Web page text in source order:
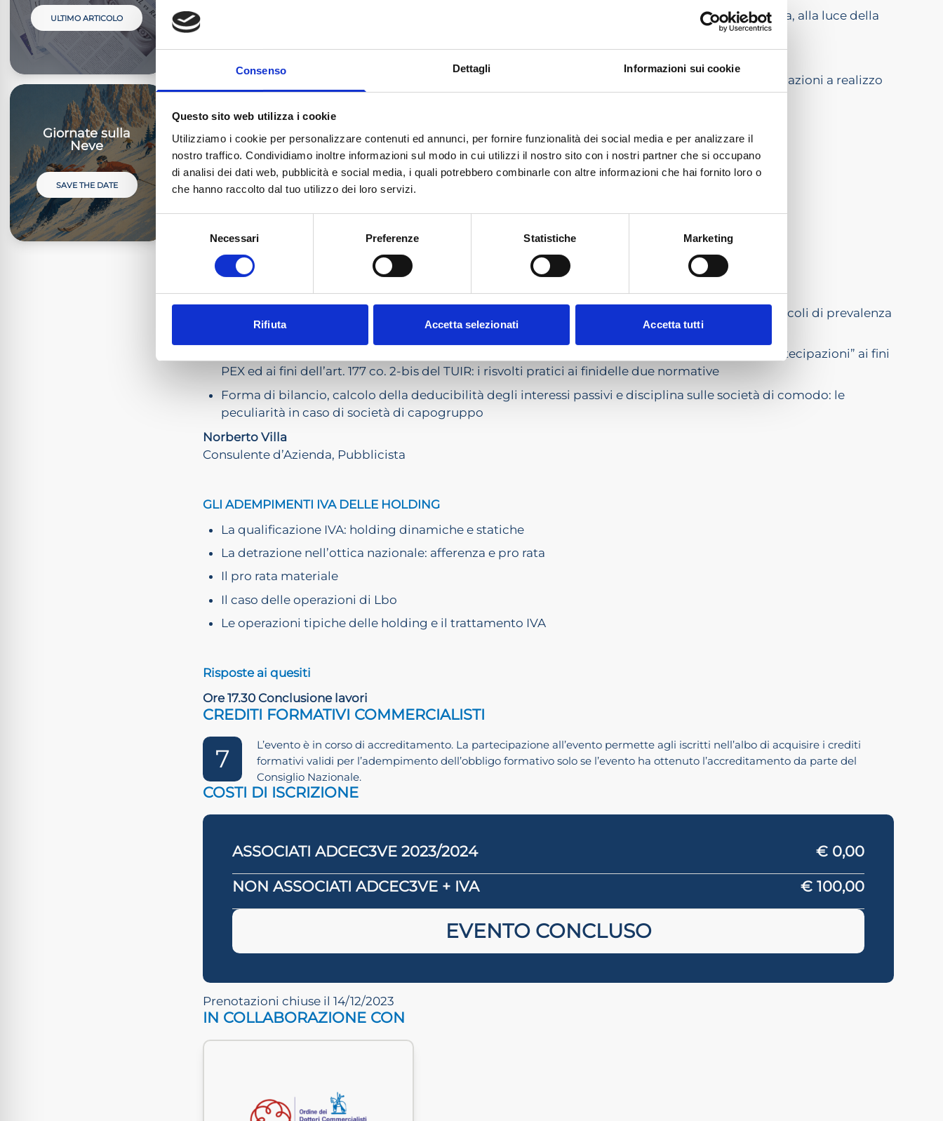
Consenso Dettagli Informazioni sui cookie
Questo sito web utilizza i cookie
Utilizziamo i cookie per personalizzare contenuti ed annunci, per fornire funzionalità dei social media e per analizzare il
nostro traffico. Condividiamo inoltre informazioni sul modo in cui utilizzi il nostro sito con i nostri partner che si occupano
di analisi dei dati web, pubblicità e social media, i quali potrebbero combinarle con altre informazioni che hai fornito loro o
che hanno raccolto dal tuo utilizzo dei loro servizi.
del
Necessari Preferenze Statistiche Marketing
Rifiuta Accetta selezionati Accetta tutti
ULTIMO ARTICOLO
Giornate sulla
Neve
SAVE THE DATE
L’acquisto o l’incremento del “controllo di diritto” della società target da parte della conferitaria, alla luce della
Un quadro di sintesi: i principali dubbi e le possibili risposte in tema di conferimenti di partecipazioni a realizzo
controllato
Il debutto della scissione mediante scorporo: dubbi e profili applicativi
Risposte ai quesiti
Ore 13.30 – 14.30 Pausa pranzo
Dottore Commercialista, Gruppo di Studio Eutekne
L’art. 162-bis del TUIR e la nozione di “società di partecipazione non finanziaria e assimilati”: i calcoli di prevalenza
e le conseguenze
La qualifica di “società la cui attività consiste in via esclusiva o prevalente nell’assunzione di partecipazioni” ai fini
PEX ed ai fini dell’art. 177 co. 2-bis del TUIR: i risvolti pratici ai finidelle due normative
Forma di bilancio, calcolo della deducibilità degli interessi passivi e disciplina sulle società di comodo: le
peculiarità in caso di società di capogruppo
Norberto Villa
Consulente d’Azienda, Pubblicista
GLI ADEMPIMENTI IVA DELLE HOLDING
La qualificazione IVA: holding dinamiche e statiche
La detrazione nell’ottica nazionale: afferenza e pro rata
Il pro rata materiale
Il caso delle operazioni di Lbo
Le operazioni tipiche delle holding e il trattamento IVA
Risposte ai quesiti
Ore 17.30 Conclusione lavori
CREDITI FORMATIVI COMMERCIALISTI
7
L’evento è in corso di accreditamento. La partecipazione all’evento permette agli iscritti nell’albo di acquisire i crediti
formativi validi per l’adempimento dell’obbligo formativo solo se l’evento ha ottenuto l’accreditamento da parte del
Consiglio Nazionale.
COSTI DI ISCRIZIONE
ASSOCIATI ADCEC3VE 2023/2024
€ 0,00
NON ASSOCIATI ADCEC3VE + IVA
€ 100,00
EVENTO CONCLUSO
Prenotazioni chiuse il 14/12/2023
IN COLLABORAZIONE CON